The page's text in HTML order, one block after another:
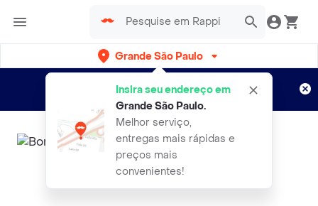
Grande São Paulo
Insira seu endereço em
Grande São Paulo.
Melhor serviço,
entregas mais rápidas e
preços mais
convenientes!
Entregas grátis por 15 dias!
Aplicam T&C